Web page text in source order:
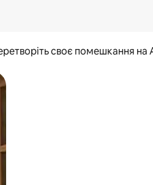
своє помешкання на